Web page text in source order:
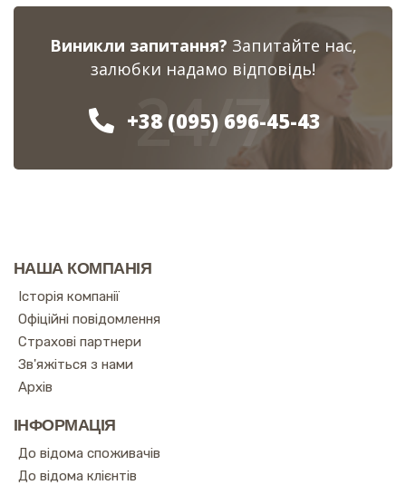
Виникли запитання? Запитайте нас,
залюбки надамо відповідь!
+38 (095) 696-45-43
24/7
НАША КОМПАНІЯ
Історія компанії
Офіційні повідомлення
Страхові партнери
Зв'яжіться з нами
Архів
ІНФОРМАЦІЯ
До відома споживачів
До відома клієнтів